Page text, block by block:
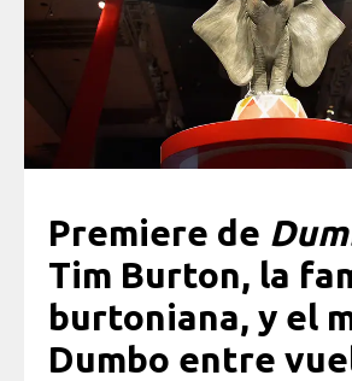
Premiere de
Tim Burton, la
burtoniana, y el
Dumbo entre